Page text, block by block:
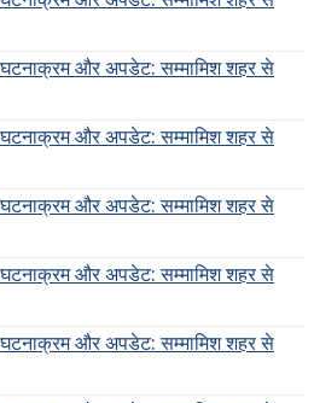
और अपडेट: सम्मामिश शहर से
और अपडेट: सम्मामिश शहर से
और अपडेट: सम्मामिश शहर से
और अपडेट: सम्मामिश शहर से
और अपडेट: सम्मामिश शहर से